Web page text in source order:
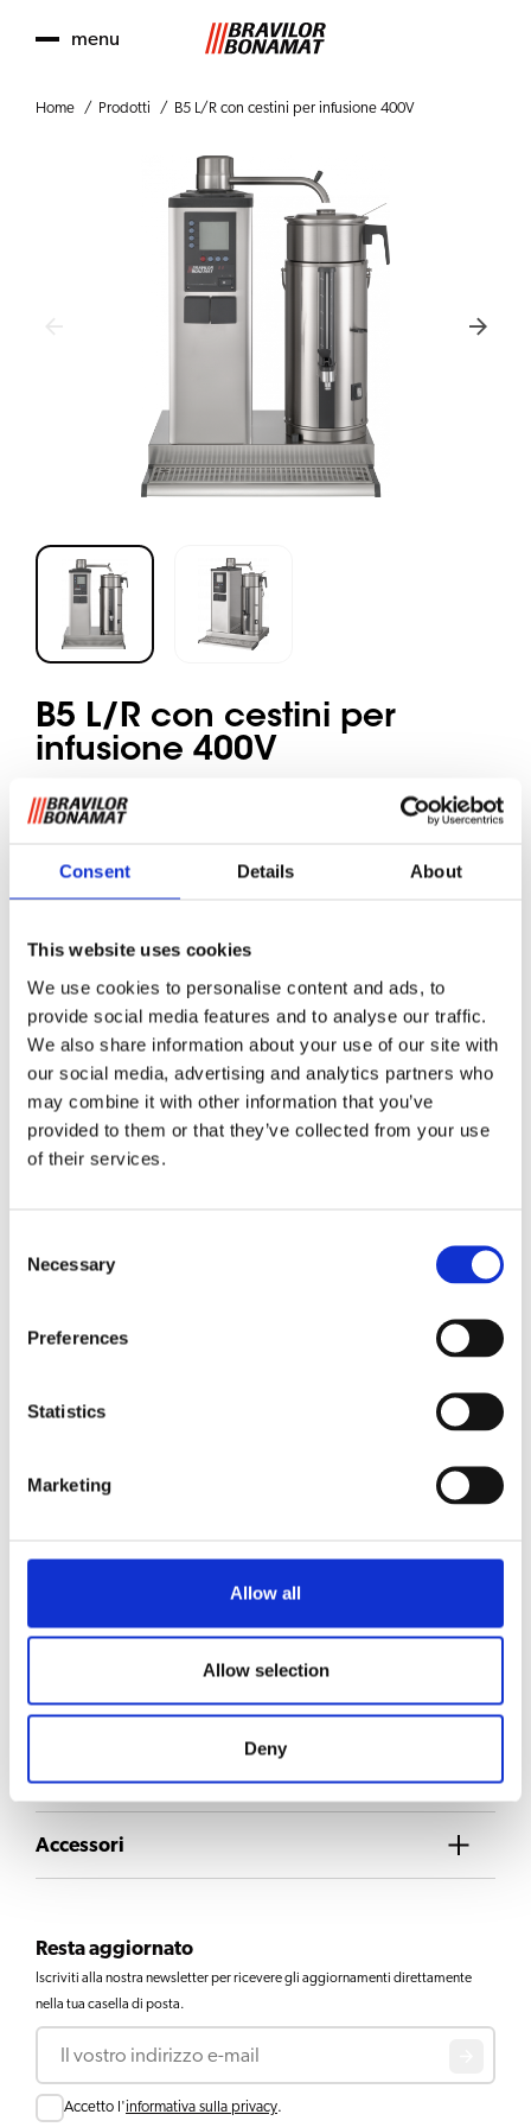
Consent Details About
This website uses cookies
We use cookies to personalise content and ads, to
provide social media features and to analyse our traffic.
We also share information about your use of our site with
our social media, advertising and analytics partners who
may combine it with other information that you’ve
provided to them or that they’ve collected from your use
of their services.
Selection
Necessary
Preferences
Statistics
Marketing
Allow all
Allow selection
Deny
menu
Home Prodotti B5 L/R con cestini per infusione 400V
B5 L/R con cestini per
infusione 400V
Modello con 1 sistema di infusione e 1 contenitore da
idrico. Prepara grandi quantità di caffè in contenitori
separati. Dotate di display digitale, contatore totale e
giornaliero, sistema di decalcificazione, segnale di caffè
pronto, timer incorporato e scorte di sicurezza ottimali.
Incluso/i contenitore/i tipo VHG, unità filtro e
sgocciolatoio.
Aspetto solido e di alta qualità grazie alla cassetta in
Dotate di segnale di caffè pronto, contatore totale e
Sistema di decalcificazione e scorte di sicurezza
ottimali
SCELTA DI BEVANDE
Download e documenti
Accessori
Resta aggiornato
Iscriviti alla nostra newsletter per ricevere gli aggiornamenti direttamente
nella tua casella di posta.
Email
Consent
Accetto l'informativa sulla privacy.